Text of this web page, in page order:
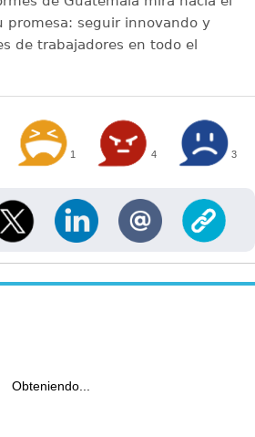
promesa: seguir innovando y
de trabajadores en todo el
1 4 3
Obteniendo...